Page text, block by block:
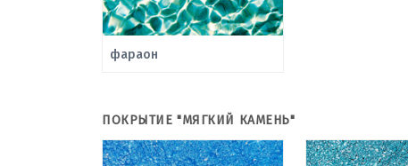
фараон
ПОКРЫТИЕ "МЯГКИЙ КАМЕНЬ"